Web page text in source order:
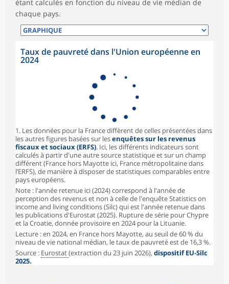
étant calculés en fonction du niveau de vie médian de
chaque pays.
Taux de pauvreté dans l'Union européenne en
2024
1. Les données pour la France diffèrent de celles présentées dans
les autres figures basées sur lesenquêtes sur les revenus
fiscaux et sociaux (ERFS). Ici, les différents indicateurs sont
calculés à partir d'une autre source statistique et sur un champ
différent (France hors Mayotte ici, France métropolitaine dans
l’ERFS), de manière à disposer de statistiques comparables entre
pays européens.
Note : l'année retenue ici (2024) correspond à l'année de
perception des revenus et non à celle de l'enquête Statistics on
income and living conditions (Silc) qui est l'année retenue dans
les publications d'Eurostat (2025). Rupture de série pour Chypre
et la Croatie, donnée provisoire en 2024 pour la Lituanie.
Lecture : en 2024, en France hors Mayotte, au seuil de 60 % du
niveau de vie national médian, le taux de pauvreté est de 16,3 %.
Source : Eurostat(extraction du 23 juin 2026), dispositif EU-Silc
2025.